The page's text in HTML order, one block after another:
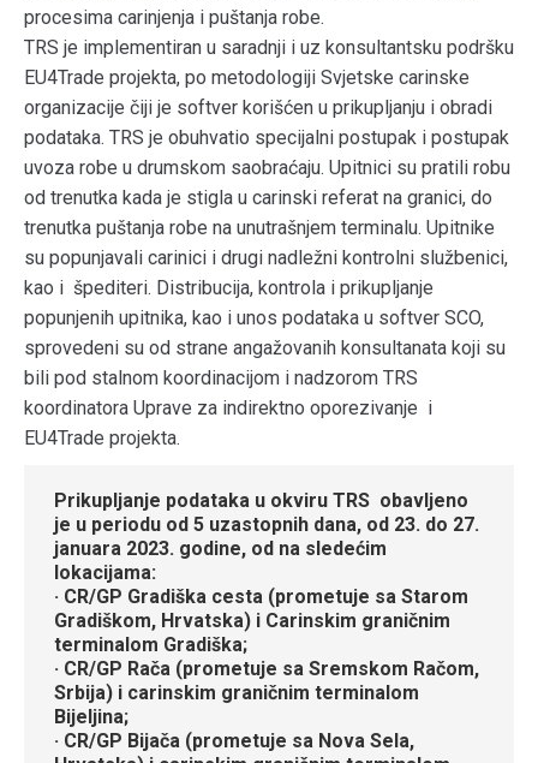
procesima carinjenja i puštanja robe.
TRS je implementiran u saradnji i uz konsultantsku podršku
EU4Trade projekta, po metodologiji Svjetske carinske
organizacije čiji je softver korišćen u prikupljanju i obradi
podataka. TRS je obuhvatio specijalni postupak i postupak
uvoza robe u drumskom saobraćaju. Upitnici su pratili robu
od trenutka kada je stigla u carinski referat na granici, do
trenutka puštanja robe na unutrašnjem terminalu. Upitnike
su popunjavali carinici i drugi nadležni kontrolni službenici,
kao i špediteri. Distribucija, kontrola i prikupljanje
popunjenih upitnika, kao i unos podataka u softver SCO,
sprovedeni su od strane angažovanih konsultanata koji su
bili pod stalnom koordinacijom i nadzorom TRS
koordinatora Uprave za indirektno oporezivanje i
EU4Trade projekta.
Prikupljanje podataka u okviru TRS obavljeno
je u periodu od 5 uzastopnih dana, od 23. do 27.
januara 2023. godine, od na sledećim
lokacijama:
· CR/GP Gradiška cesta (prometuje sa Starom
Gradiškom, Hrvatska) i Carinskim graničnim
terminalom Gradiška;
· CR/GP Rača (prometuje sa Sremskom Račom,
Srbija) i carinskim graničnim terminalom
Bijeljina;
· CR/GP Bijača (prometuje sa Nova Sela,